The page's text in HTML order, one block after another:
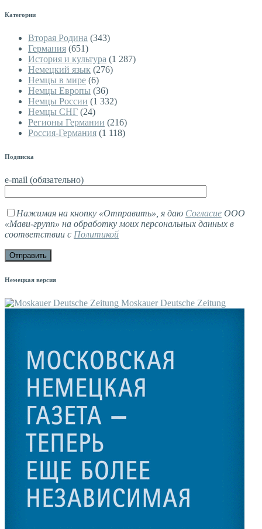
Категории
Вторая Родина (343)
Германия (651)
История и культура (1 287)
Немецкий язык (276)
Немцы в мире (6)
Немцы Европы (36)
Немцы России (1 332)
Немцы СНГ (24)
Регионы Германии (216)
Россия-Германия (1 118)
Подписка
e-mail (обязательно)
Нажимая на кнопку «Отправить», я даю Согласие ООО
«Мави-групп» на обработку моих персональных данных в
соответствии с Политикой
Немецкая версия
Moskauer Deutsche Zeitung